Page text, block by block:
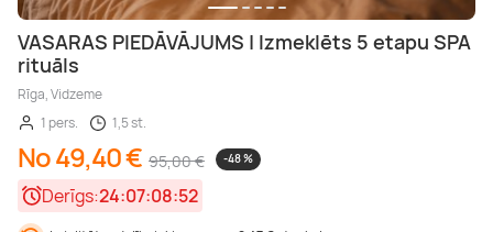
VASARAS PIEDĀVĀJUMS | Izmeklēts 5 etapu SPA
rituāls
Rīga, Vidzeme
1 pers.
1,5 st.
No 49,40 € 95,00 € -48 %
Derīgs:24:07:08:50